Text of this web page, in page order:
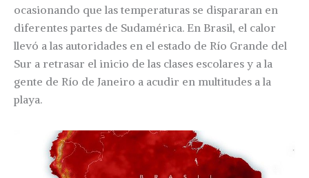
ocasionando que las temperaturas se dispararan en
diferentes partes de Sudamérica. En Brasil, el calor
llevó a las autoridades en el estado de Río Grande del
Sur a retrasar el inicio de las clases escolares y a la
gente de Río de Janeiro a acudir en multitudes a la
playa.